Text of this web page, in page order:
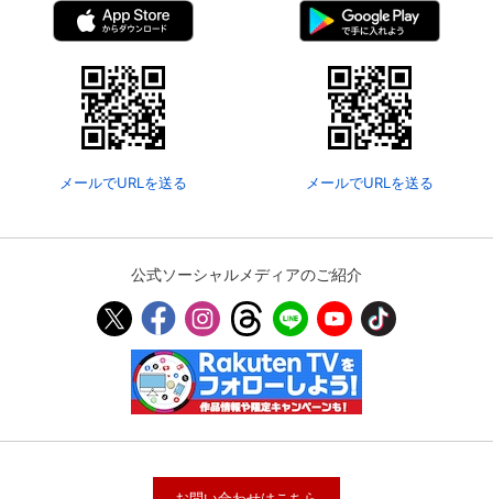
スマホなどでRakuten TVを視聴する際のデ
パスコード設定
視聴年齢制限の変更時にパスコード入力が
求められるのでお子さまがいても安心で
定額見放題コンテンツの解約はこちらから
ログアウト
メールでURLを送る メールでURLを送る
公式ソーシャルメディアのご紹介